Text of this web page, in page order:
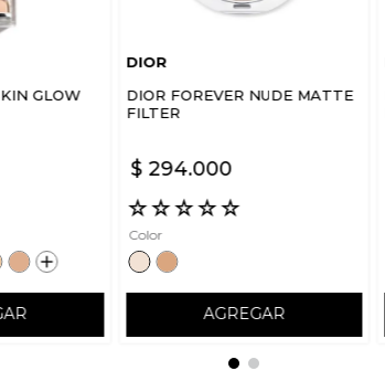
GLOW
DIOR
DIOR FOREVER NUDE MATTE
FILTER
$ 294.000
☆☆☆☆☆
Color
AGREGAR